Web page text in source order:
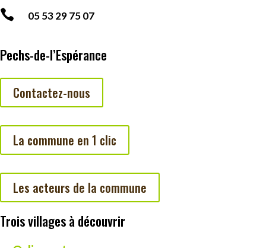
 05 53 29 75 07
Pechs-de-l’Espérance
Contactez-nous
La commune en 1 clic
Les acteurs de la commune
Trois villages à découvrir